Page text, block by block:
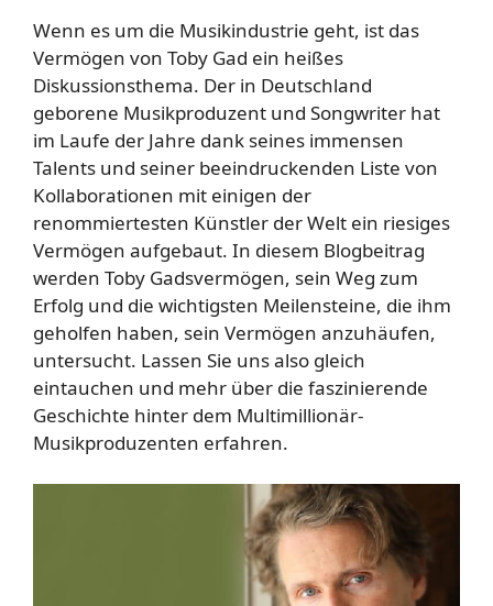
Wenn es um die Musikindustrie geht, ist das
Vermögen von Toby Gad ein heißes
Diskussionsthema. Der in Deutschland
geborene Musikproduzent und Songwriter hat
im Laufe der Jahre dank seines immensen
Talents und seiner beeindruckenden Liste von
Kollaborationen mit einigen der
renommiertesten Künstler der Welt ein riesiges
Vermögen aufgebaut. In diesem Blogbeitrag
werden Toby Gadsvermögen, sein Weg zum
Erfolg und die wichtigsten Meilensteine, die ihm
geholfen haben, sein Vermögen anzuhäufen,
untersucht. Lassen Sie uns also gleich
eintauchen und mehr über die faszinierende
Geschichte hinter dem Multimillionär-
Musikproduzenten erfahren.